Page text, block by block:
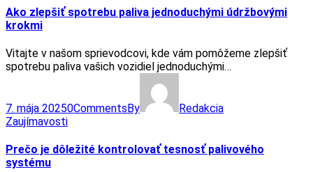
Ako zlepšiť spotrebu paliva jednoduchými údržbovými
krokmi
Vitajte v našom sprievodcovi, kde vám pomôžeme zlepšiť
spotrebu paliva vašich vozidiel jednoduchými…
7. mája 20250CommentsBy
Redakcia
Zaujímavosti
Prečo je dôležité kontrolovať tesnosť palivového
systému